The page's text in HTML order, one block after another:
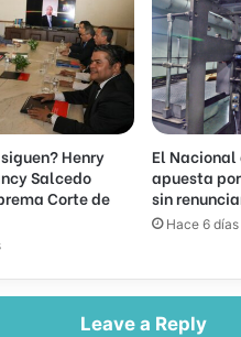
Henry
Salcedo
Corte de
El
apuesta
sin
Hace 6 días
Leave a Reply